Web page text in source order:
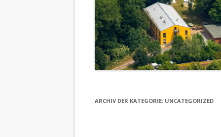
ARCHIV DER KATEGORIE: UNCATEGORIZED